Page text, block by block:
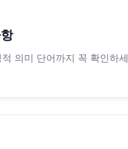
의미 단어까지 꼭 확인하세